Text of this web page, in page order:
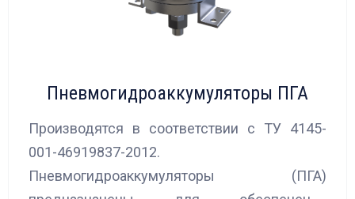
Пневмогидроаккумуляторы ПГА
Производятся в соответствии с ТУ 4145-
001-46919837-2012.
Пневмогидроаккумуляторы (ПГА)